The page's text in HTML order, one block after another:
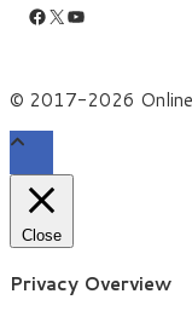
Facebook
X YouTube
© 2017-2026 Online
Close
Privacy Overview